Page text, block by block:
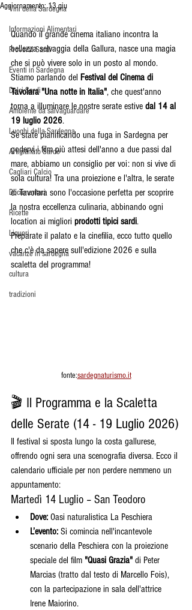
Vini della Sardegna
Informazioni Alimentari
Proverbi Sardi
Eventi in Sardegna
Dolci Sardi
Ambiente da salvaguardare
Luoghi della Sardegna
Artigianato Sardo
Cagliari Calcio
Documentari
Ricette
Liquori
vacanze in sardegna
cultura
tradizioni
Aggiornamento:13 giu
Quando il grande cinema italiano incontra la
bellezza selvaggia della Gallura, nasce una magia
che si può vivere solo in un posto al mondo.
Stiamo parlando del Festival del Cinema di
Tavolara "Una notte in Italia", che quest'anno
torna a illuminare le nostre serate estive dal 14 al
19 luglio 2026.
Se state pianificando una fuga in Sardegna per
godervi i film più attesi dell'anno a due passi dal
mare, abbiamo un consiglio per voi: non si vive di
sola cultura! Tra una proiezione e l'altra, le serate
di Tavolara sono l'occasione perfetta per scoprire
la nostra eccellenza culinaria, abbinando ogni
location ai migliori prodotti tipici sardi.
Preparate il palato e la cinefilia, ecco tutto quello
che c'è da sapere sull'edizione 2026 e sulla
scaletta del programma!
fonte:sardegnaturismo.it
🎬 Il Programma e la Scaletta
delle Serate (14 - 19 Luglio 2026)
Il festival si sposta lungo la costa gallurese,
offrendo ogni sera una scenografia diversa. Ecco il
calendario ufficiale per non perdere nemmeno un
appuntamento:
Martedì 14 Luglio – San Teodoro
Dove: Oasi naturalistica La Peschiera
L’evento: Si comincia nell'incantevole
scenario della Peschiera con la proiezione
speciale del film "Quasi Grazia" di Peter
Marcias (tratto dal testo di Marcello Fois),
con la partecipazione in sala dell'attrice
Irene Maiorino.